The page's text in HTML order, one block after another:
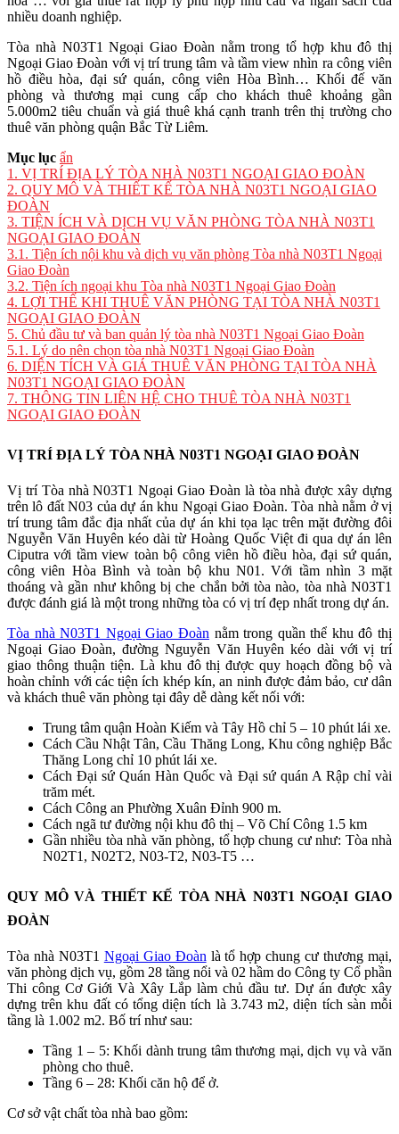
nhiều doanh nghiệp.
Tòa nhà N03T1 Ngoại Giao Đoàn nằm trong tổ hợp khu đô thị
Ngoại Giao Đoàn với vị trí trung tâm và tầm view nhìn ra công viên
hồ điều hòa, đại sứ quán, công viên Hòa Bình… Khối đế văn
phòng và thương mại cung cấp cho khách thuê khoảng gần
5.000m2 tiêu chuẩn và giá thuê khá cạnh tranh trên thị trường cho
thuê văn phòng quận Bắc Từ Liêm.
Mục lục ẩn
1. VỊ TRÍ ĐỊA LÝ TÒA NHÀ N03T1 NGOẠI GIAO ĐOÀN
2. QUY MÔ VÀ THIẾT KẾ TÒA NHÀ N03T1 NGOẠI GIAO
ĐOÀN
3. TIỆN ÍCH VÀ DỊCH VỤ VĂN PHÒNG TÒA NHÀ N03T1
NGOẠI GIAO ĐOÀN
3.1. Tiện ích nội khu và dịch vụ văn phòng Tòa nhà N03T1 Ngoại
Giao Đoàn
3.2. Tiện ích ngoại khu Tòa nhà N03T1 Ngoại Giao Đoàn
4. LỢI THẾ KHI THUÊ VĂN PHÒNG TẠI TÒA NHÀ N03T1
NGOẠI GIAO ĐOÀN
5. Chủ đầu tư và ban quản lý tòa nhà N03T1 Ngoại Giao Đoàn
5.1. Lý do nên chọn tòa nhà N03T1 Ngoại Giao Đoàn
6. DIỆN TÍCH VÀ GIÁ THUÊ VĂN PHÒNG TẠI TÒA NHÀ
N03T1 NGOẠI GIAO ĐOÀN
7. THÔNG TIN LIÊN HỆ CHO THUÊ TÒA NHÀ N03T1
NGOẠI GIAO ĐOÀN
VỊ TRÍ ĐỊA LÝ TÒA NHÀ N03T1 NGOẠI GIAO ĐOÀN
Vị trí Tòa nhà N03T1 Ngoại Giao Đoàn là tòa nhà được xây dựng
trên lô đất N03 của dự án khu Ngoại Giao Đoàn. Tòa nhà nằm ở vị
trí trung tâm đắc địa nhất của dự án khi tọa lạc trên mặt đường đôi
Nguyễn Văn Huyên kéo dài từ Hoàng Quốc Việt đi qua dự án lên
Ciputra với tầm view toàn bộ công viên hồ điều hòa, đại sứ quán,
công viên Hòa Bình và toàn bộ khu N01. Với tầm nhìn 3 mặt
thoáng và gần như không bị che chắn bởi tòa nào, tòa nhà N03T1
được đánh giá là một trong những tòa có vị trí đẹp nhất trong dự án.
Tòa nhà N03T1 Ngoại Giao Đoàn nằm trong quần thể khu đô thị
Ngoại Giao Đoàn, đường Nguyễn Văn Huyên kéo dài với vị trí
giao thông thuận tiện. Là khu đô thị được quy hoạch đồng bộ và
hoàn chỉnh với các tiện ích khép kín, an ninh được đảm bảo, cư dân
và khách thuê văn phòng tại đây dễ dàng kết nối với:
Trung tâm quận Hoàn Kiếm và Tây Hồ chỉ 5 – 10 phút lái xe.
Cách Cầu Nhật Tân, Cầu Thăng Long, Khu công nghiệp Bắc
Thăng Long chỉ 10 phút lái xe.
Cách Đại sứ Quán Hàn Quốc và Đại sứ quán A Rập chỉ vài
trăm mét.
Cách Công an Phường Xuân Đỉnh 900 m.
Cách ngã tư đường nội khu đô thị – Võ Chí Công 1.5 km
Gần nhiều tòa nhà văn phòng, tổ hợp chung cư như: Tòa nhà
N02T1, N02T2, N03-T2, N03-T5 …
QUY MÔ VÀ THIẾT KẾ TÒA NHÀ N03T1 NGOẠI GIAO
ĐOÀN
Tòa nhà N03T1 Ngoại Giao Đoàn là tổ hợp chung cư thương mại,
văn phòng dịch vụ, gồm 28 tầng nổi và 02 hầm do Công ty Cổ phần
Thi công Cơ Giới Và Xây Lắp làm chủ đầu tư. Dự án được xây
dựng trên khu đất có tổng diện tích là 3.743 m2, diện tích sàn mỗi
tầng là 1.002 m2. Bố trí như sau:
Tầng 1 – 5: Khối dành trung tâm thương mại, dịch vụ và văn
phòng cho thuê.
Tầng 6 – 28: Khối căn hộ để ở.
Cơ sở vật chất tòa nhà bao gồm: